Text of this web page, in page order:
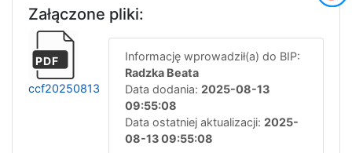
Załączone pliki:
PDF
ccf20250813
Informację wprowadził(a) do BIP:
Radzka Beata
Data dodania: 2025-08-13
09:55:08
Data ostatniej aktualizacji: 2025-
08-13 09:55:08